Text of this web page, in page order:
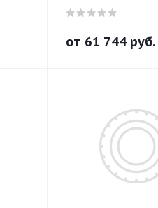
от 61 744 руб.